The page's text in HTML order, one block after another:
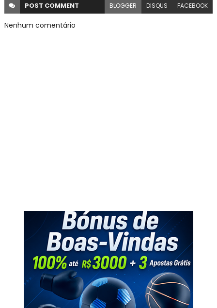
POST COMMENT BLOGGER DISQUS FACEBOOK
Nenhum comentário